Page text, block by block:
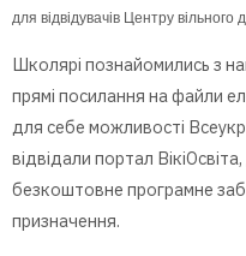
для відвідувачів Центру вільного
Школярі познайомились з
прямі посилання на файли
для себе можливості
відвідали портал
безкоштовне програмне
призначення.